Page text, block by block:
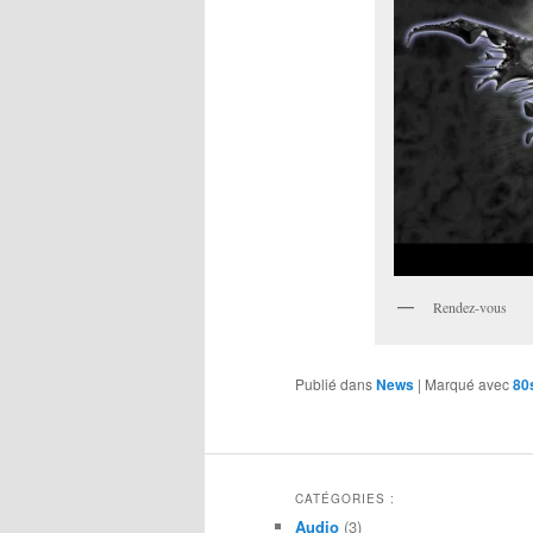
Rendez-vous
Publié dansNews | Marqué avec
CATÉGORIES :
Audio (3)